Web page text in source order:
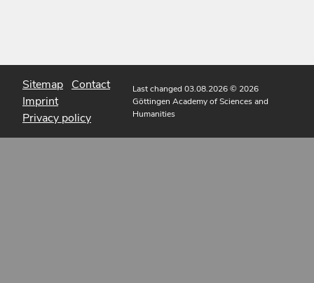
Sitemap Contact
Imprint
Privacy policy
Last changed 03.08.2026© 2026
Göttingen Academy of Sciences and
Humanities